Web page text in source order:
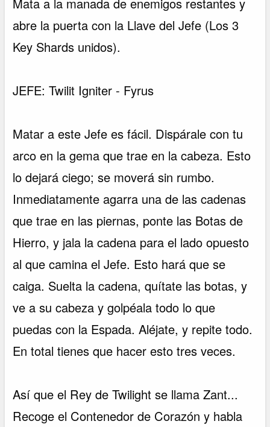
Mata a la manada de enemigos restantes y
abre la puerta con la Llave del Jefe (Los 3
Key Shards unidos).
JEFE: Twilit Igniter - Fyrus
Matar a este Jefe es fácil. Dispárale con tu
arco en la gema que trae en la cabeza. Esto
lo dejará ciego; se moverá sin rumbo.
Inmediatamente agarra una de las cadenas
que trae en las piernas, ponte las Botas de
Hierro, y jala la cadena para el lado opuesto
al que camina el Jefe. Esto hará que se
caiga. Suelta la cadena, quítate las botas, y
ve a su cabeza y golpéala todo lo que
puedas con la Espada. Aléjate, y repite todo.
En total tienes que hacer esto tres veces.
Así que el Rey de Twilight se llama Zant...
Recoge el Contenedor de Corazón y habla